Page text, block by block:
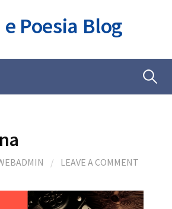
Poesia Blog
Ricerca
/ LEAVE A COMMENT